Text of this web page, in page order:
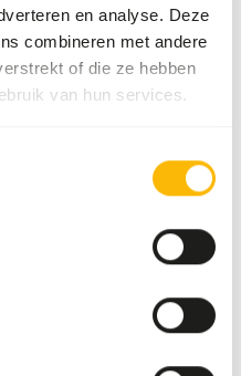
en analyse. Deze
combineren met andere
of die ze hebben
van hun services.
Volgende